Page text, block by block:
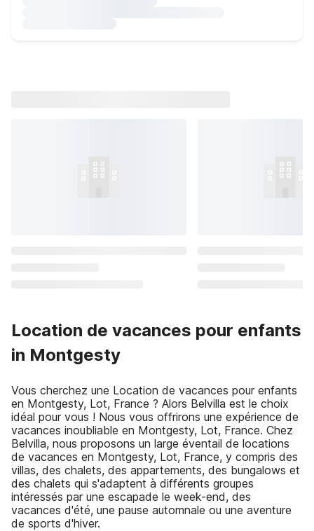
Location de vacances pour enfants
in Montgesty
Vous cherchez une Location de vacances pour enfants
en Montgesty, Lot, France ? Alors Belvilla est le choix
idéal pour vous ! Nous vous offrirons une expérience de
vacances inoubliable en Montgesty, Lot, France. Chez
Belvilla, nous proposons un large éventail de locations
de vacances en Montgesty, Lot, France, y compris des
villas, des chalets, des appartements, des bungalows et
des chalets qui s'adaptent à différents groupes
intéressés par une escapade le week-end, des
vacances d'été, une pause automnale ou une aventure
de sports d'hiver.